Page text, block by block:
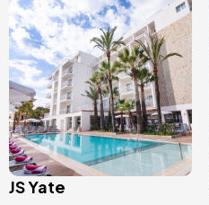
Image
JS Yate